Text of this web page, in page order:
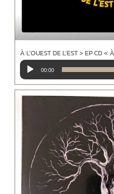
À L’OUEST DE L’EST > EP CD «
Lecteur
audio
00:00